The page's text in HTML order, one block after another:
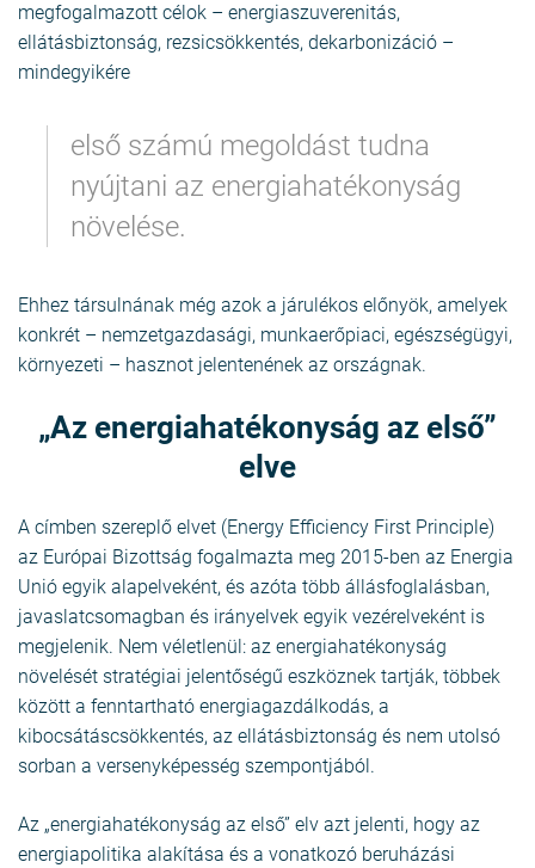
megfogalmazott célok – energiaszuverenitás,
ellátásbiztonság, rezsicsökkentés, dekarbonizáció –
mindegyikére
első számú megoldást tudna
nyújtani az energiahatékonyság
növelése.
Ehhez társulnának még azok a járulékos előnyök, amelyek
konkrét – nemzetgazdasági, munkaerőpiaci, egészségügyi,
környezeti – hasznot jelentenének az országnak.
„Az energiahatékonyság az első”
elve
A címben szereplő elvet (Energy Efficiency First Principle)
az Európai Bizottság fogalmazta meg 2015-ben az Energia
Unió egyik alapelveként, és azóta több állásfoglalásban,
javaslatcsomagban és irányelvek egyik vezérelveként is
megjelenik. Nem véletlenül: az energiahatékonyság
növelését stratégiai jelentőségű eszköznek tartják, többek
között a fenntartható energiagazdálkodás, a
kibocsátáscsökkentés, az ellátásbiztonság és nem utolsó
sorban a versenyképesség szempontjából.
Az „energiahatékonyság az első” elv azt jelenti, hogy az
energiapolitika alakítása és a vonatkozó beruházási